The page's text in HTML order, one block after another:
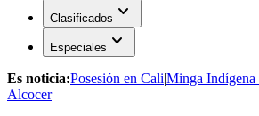
Clasificados expand_more
Especiales expand_more
Es noticia:Posesión en Cali|Minga Indígena
Alcocer